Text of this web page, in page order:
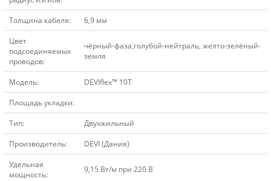
Толщина кабеля:
6,9 мм
Цвет
подсоединяемых
проводов:
чёрный-фаза,голубой-нейтраль, желто-зелёный-
земля
Модель:
DEVIflex™ 10T
Площадь укладки:
Тип:
Двухжильный
Производитель:
DEVI (Дания)
Удельная
мощность:
9,15 Вт/м при 220 В